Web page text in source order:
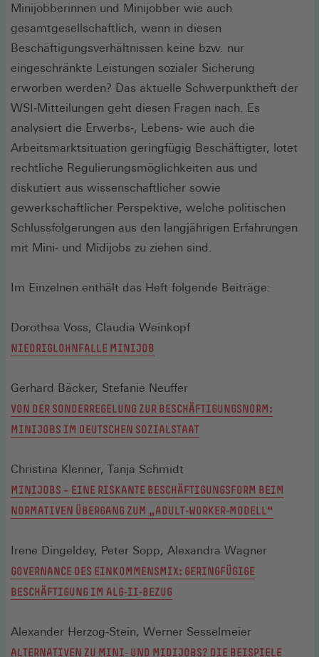
Minijobberinnen und Minijobber wie auch
gesamtgesellschaftlich, wenn in diesen
Beschäftigungsverhältnissen keine bzw. nur
eingeschränkte Leistungen sozialer Sicherung
erworben werden? Das aktuelle Schwerpunktheft der
WSI‐Mitteilungen geht diesen Fragen nach. Es
analysiert die Erwerbs‐, Lebens‐ wie auch die
Arbeitsmarktsituation geringfügig Beschäftigter, lotet
rechtliche Regulierungsmöglichkeiten aus und
diskutiert aus wissenschaftlicher sowie
gewerkschaftlicher Perspektive, welche politischen
Schlussfolgerungen aus den langjährigen Erfahrungen
mit Mini‐ und Midijobs zu ziehen sind.
Im Einzelnen enthält das Heft folgende Beiträge:
Dorothea Voss, Claudia Weinkopf
NIEDRIGLOHNFALLE MINIJOB
Gerhard Bäcker, Stefanie Neuffer
VON DER SONDERREGELUNG ZUR BESCHÄFTIGUNGSNORM:
MINIJOBS IM DEUTSCHEN SOZIALSTAAT
Christina Klenner, Tanja Schmidt
MINIJOBS – EINE RISKANTE BESCHÄFTIGUNGSFORM BEIM
NORMATIVEN ÜBERGANG ZUM „ADULT‐WORKER‐MODELL“
Irene Dingeldey, Peter Sopp, Alexandra Wagner
GOVERNANCE DES EINKOMMENSMIX: GERINGFÜGIGE
BESCHÄFTIGUNG IM ALG‐II‐BEZUG
Alexander Herzog‐Stein, Werner Sesselmeier
ALTERNATIVEN ZU MINI‐ UND MIDIJOBS? DIE BEISPIELE